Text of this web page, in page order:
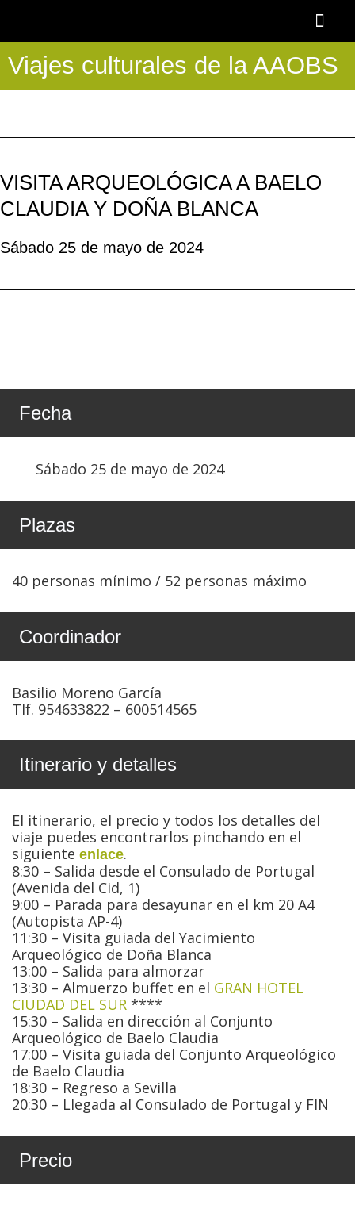
Viajes culturales de la AAOBS
VISITA ARQUEOLÓGICA A BAELO
CLAUDIA Y DOÑA BLANCA
Sábado 25 de mayo de 2024
Fecha
Sábado 25 de mayo de 2024
Plazas
40 personas mínimo / 52 personas máximo
Coordinador
Basilio Moreno García
Tlf. 954633822 – 600514565
Itinerario y detalles
El itinerario, el precio y todos los detalles del
viaje puedes encontrarlos pinchando en el
siguiente enlace.
8:30 – Salida desde el Consulado de Portugal
(Avenida del Cid, 1)
9:00 – Parada para desayunar en el km 20 A4
(Autopista AP-4)
11:30 – Visita guiada del Yacimiento
Arqueológico de Doña Blanca
13:00 – Salida para almorzar
13:30 – Almuerzo buffet en el GRAN HOTEL
CIUDAD DEL SUR ****
15:30 – Salida en dirección al Conjunto
Arqueológico de Baelo Claudia
17:00 – Visita guiada del Conjunto Arqueológico
de Baelo Claudia
18:30 – Regreso a Sevilla
20:30 – Llegada al Consulado de Portugal y FIN
Precio